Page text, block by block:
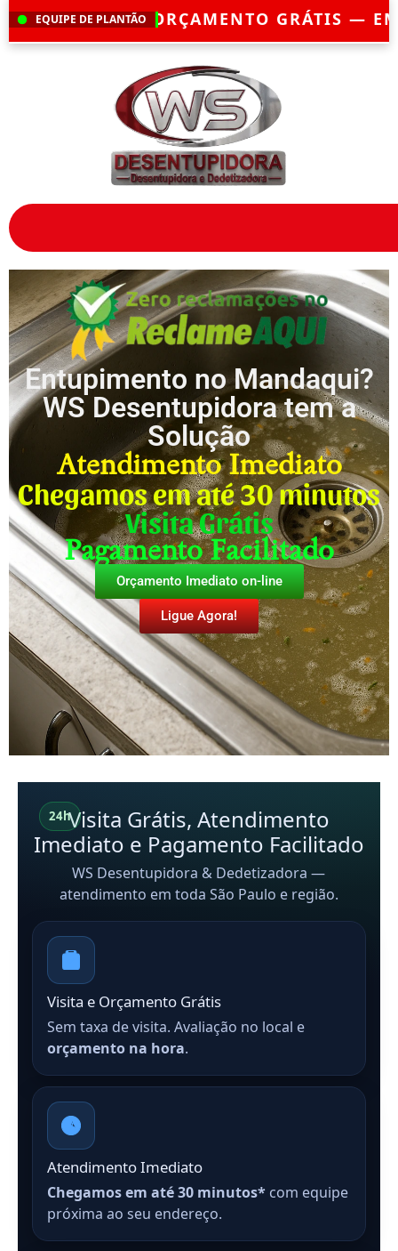
EQUIPE DE PLANTÃO
GRÁTIS — EMERGÊNCIA?
Entupimento no Mandaqui?
WS Desentupidora tem a
Solução
Atendimento Imediato
Chegamos em até 30 minutos
Visita Grátis
Pagamento Facilitado
Orçamento Imediato on-line
Ligue Agora!
24hVisita Grátis, Atendimento
Imediato e Pagamento Facilitado
WS Desentupidora & Dedetizadora —
atendimento em toda São Paulo e região.
Visita e Orçamento Grátis
Sem taxa de visita. Avaliação no local e
orçamento na hora.
Atendimento Imediato
Chegamos em até 30 minutos* com equipe
próxima ao seu endereço.